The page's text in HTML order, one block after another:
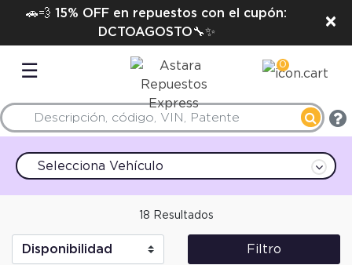
🚗💨 15% OFF en repuestos con el cupón:
DCTOAGOSTO🔧✨
×
☰ 0
Selecciona Vehículo
18 Resultados
Filtro